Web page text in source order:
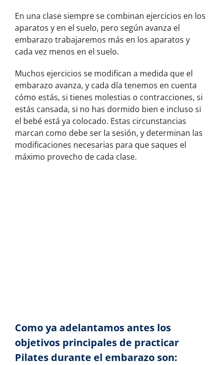
En una clase siempre se combinan ejercicios en los
aparatos y en el suelo, pero según avanza el
embarazo trabajaremos más en los aparatos y
cada vez menos en el suelo.
Muchos ejercicios se modifican a medida que el
embarazo avanza, y cada día tenemos en cuenta
cómo estás, si tienes molestias o contracciones, si
estás cansada, si no has dormido bien e incluso si
el bebé está ya colocado. Estas circunstancias
marcan como debe ser la sesión, y determinan las
modificaciones necesarias para que saques el
máximo provecho de cada clase.
Como ya adelantamos antes los
objetivos principales de practicar
Pilates durante el embarazo son: